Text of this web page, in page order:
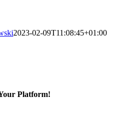
2023-02-09T11:08:45+01:00
Platform!